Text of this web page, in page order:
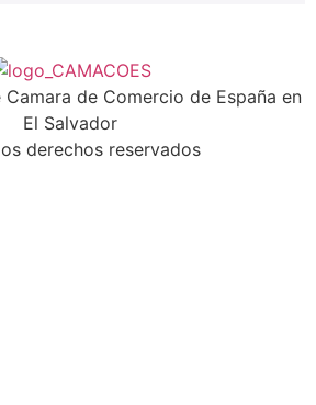
de Comercio de España en
El Salvador
derechos reservados